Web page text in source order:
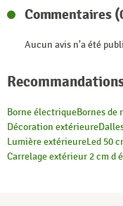
Commentaires
Aucun avis n'a été
Borne électriqueBornes de
Décoration extérieure
Lumière extérieureLed 50
Carrelage extérieur 2 cm d